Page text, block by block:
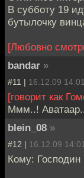
В субботу 19
бутылочку
[Любовно
bandar »
#11 | 16.12.09 14:01
[говорит как
Ммм..!
blein_08 »
#12 | 16.12.09
Кому: